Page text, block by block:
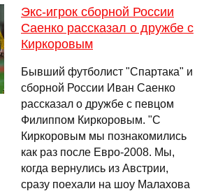
Экс-игрок сборной России
Саенко рассказал о дружбе с
Киркоровым
Бывший футболист "Спартака" и
сборной России Иван Саенко
рассказал о дружбе с певцом
Филиппом Киркоровым. "С
Киркоровым мы познакомились
как раз после Евро-2008. Мы,
когда вернулись из Австрии,
сразу поехали на шоу Малахова